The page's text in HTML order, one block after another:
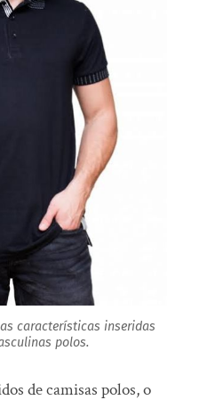
características inseridas
polos.
de camisas polos, o